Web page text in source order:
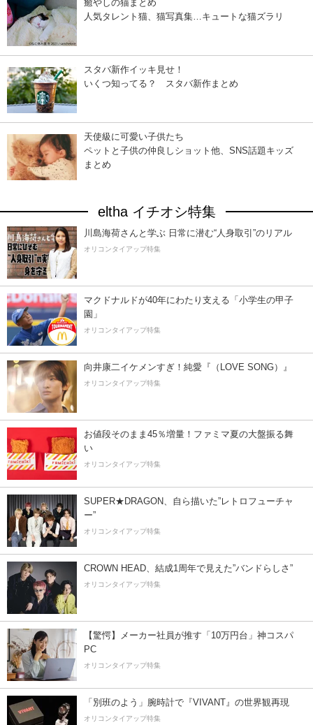
癒やしの猫まとめ
人気タレント猫、猫写真集…キュートな猫ズラリ
スタバ新作イッキ見せ！
いくつ知ってる？ スタバ新作まとめ
天使級に可愛い子供たち
ペットと子供の仲良しショット他、SNS話題キッズ
まとめ
eltha イチオシ特集
川島海荷さんと学ぶ 日常に潜む“人身取引”のリアル
オリコンタイアップ特集
マクドナルドが40年にわたり支える「小学生の甲子
園」
オリコンタイアップ特集
向井康二イケメンすぎ！純愛『（LOVE SONG）』
オリコンタイアップ特集
お値段そのまま45％増量！ファミマ夏の大盤振る舞
い
オリコンタイアップ特集
SUPER★DRAGON、自ら描いた”レトロフューチャ
ー”
オリコンタイアップ特集
CROWN HEAD、結成1周年で見えた”バンドらしさ”
オリコンタイアップ特集
【驚愕】メーカー社員が推す「10万円台」神コスパ
PC
オリコンタイアップ特集
「別班のよう」腕時計で『VIVANT』の世界観再現
オリコンタイアップ特集